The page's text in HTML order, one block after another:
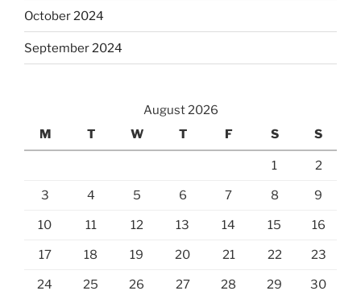
October 2024
September 2024
August 2026
M
T W T F S S
1 2
3 4 5 6 7 8 9
10 11 12 13 14 15 16
17 18 19 20 21 22 23
24 25 26 27 28 29 30